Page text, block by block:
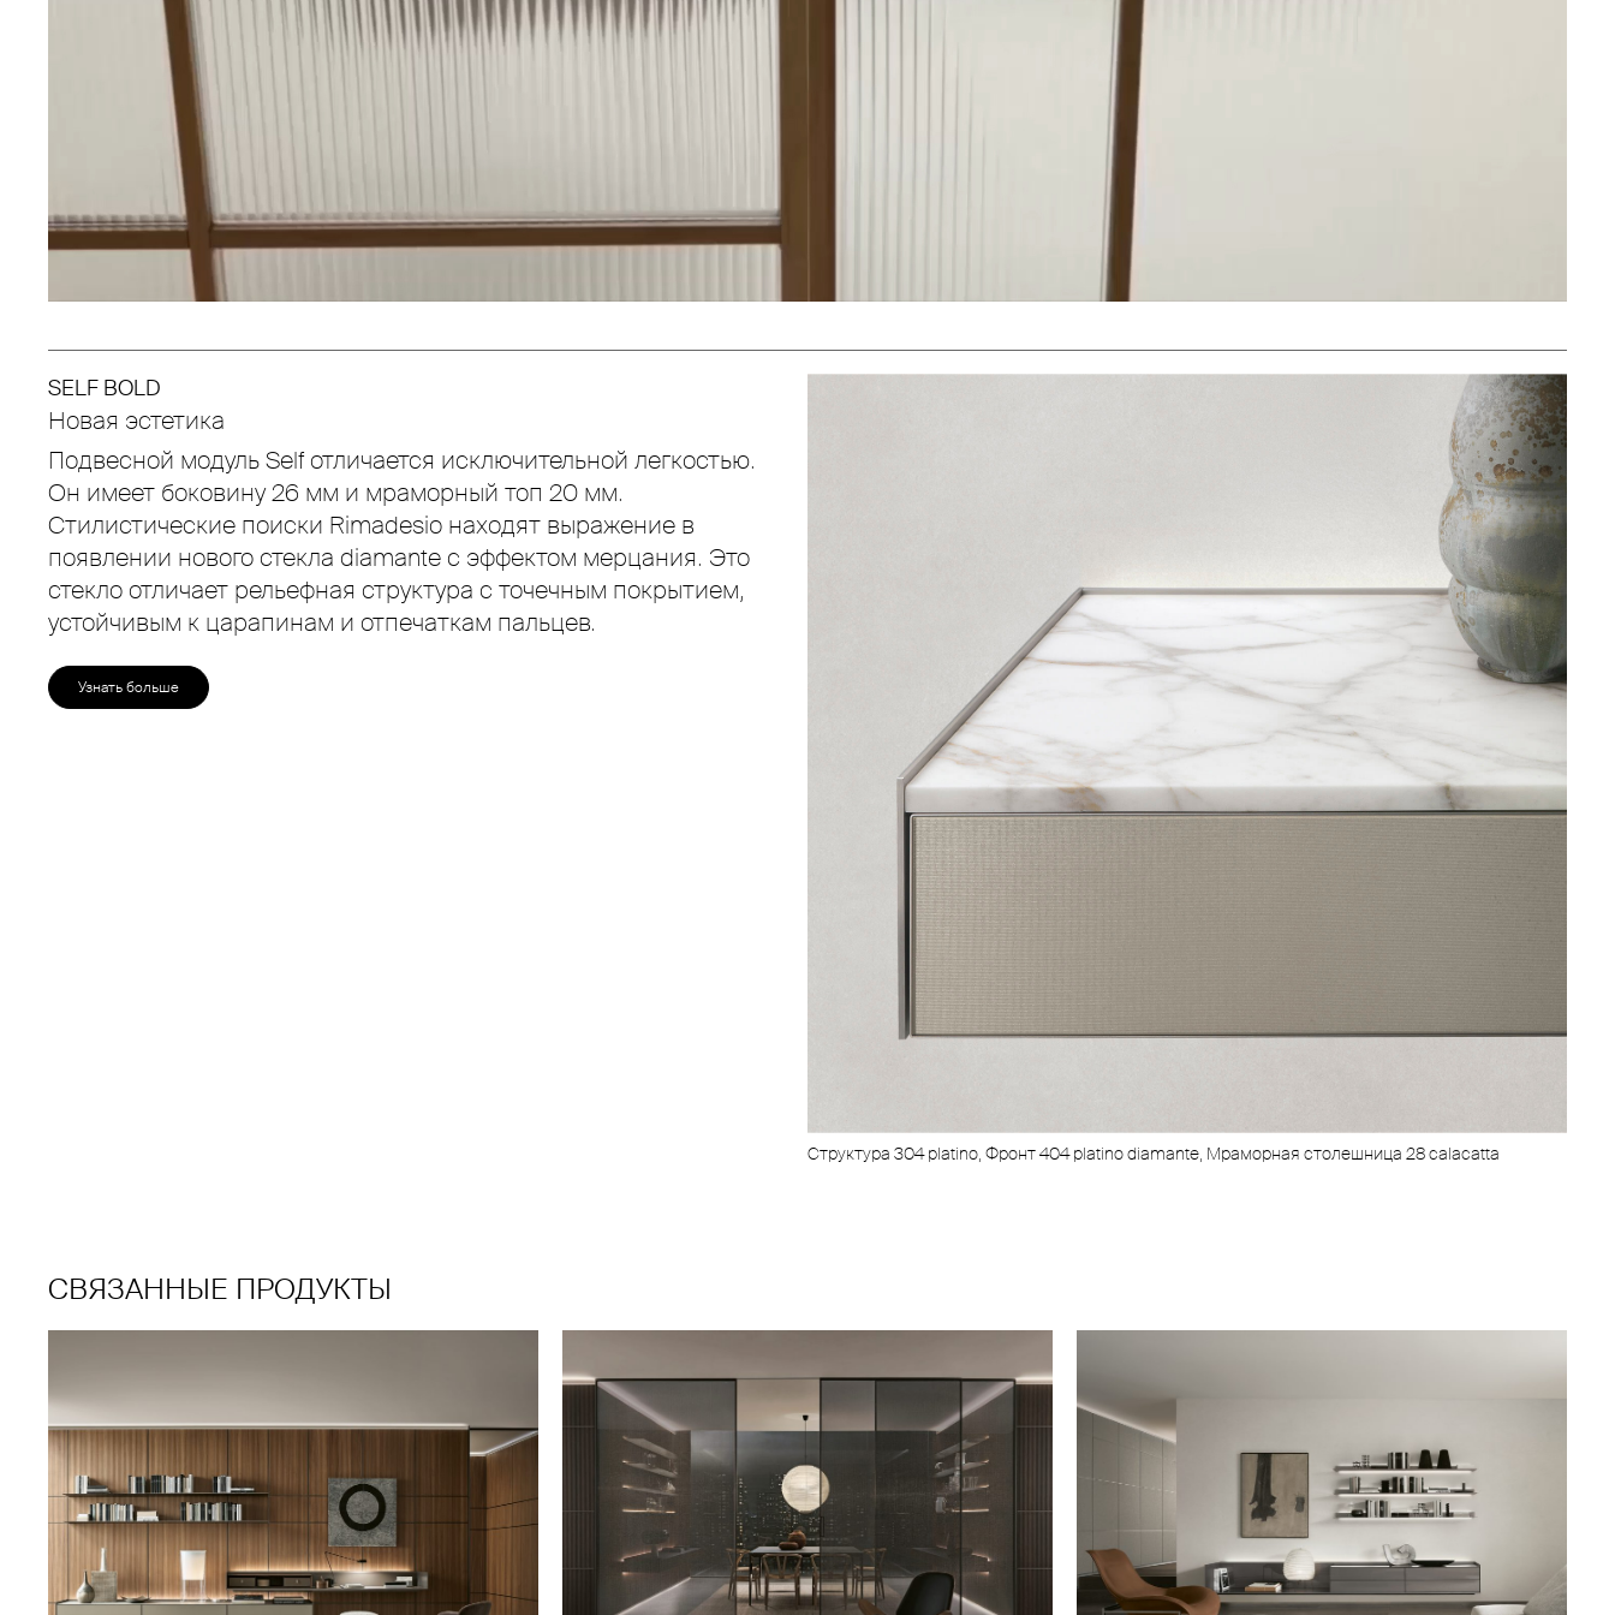
Unmute Settings
Cтруктура 304 platino, Фронт 404 platino diamante, Мраморная столешница 28 calacatta
SELF BOLD
Новая эстетика
Подвесной модуль Self отличается исключительной легкостью.
Он имеет боковину 26 мм и мраморный топ 20 мм.
Стилистические поиски Rimadesio находят выражение в
появлении нового стекла diamante с эффектом мерцания. Это
стекло отличает рельефная структура с точечным покрытием,
устойчивым к царапинам и отпечаткам пальцев.
Узнать больше
СВЯЗАННЫЕ ПРОДУКТЫ